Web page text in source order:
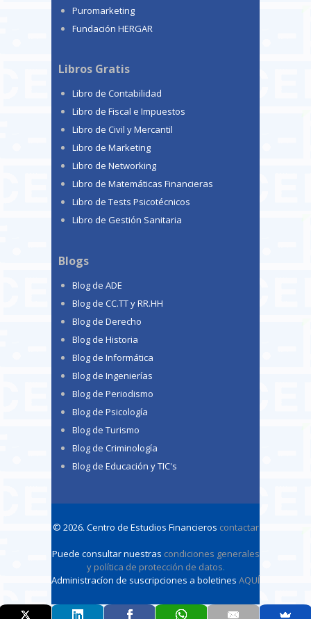
Puromarketing
Fundación HERGAR
Libros Gratis
Libro de Contabilidad
Libro de Fiscal e Impuestos
Libro de Civil y Mercantil
Libro de Marketing
Libro de Networking
Libro de Matemáticas Financieras
Libro de Tests Psicotécnicos
Libro de Gestión Sanitaria
Blogs
Blog de ADE
Blog de CC.TT y RR.HH
Blog de Derecho
Blog de Historia
Blog de Informática
Blog de Ingenierías
Blog de Periodismo
Blog de Psicología
Blog de Turismo
Blog de Criminología
Blog de Educación y TIC's
© 2026. Centro de Estudios Financieros contactar
Puede consultar nuestras condiciones generales
y política de protección de datos.
Administracíon de suscripciones a boletines AQUÍ